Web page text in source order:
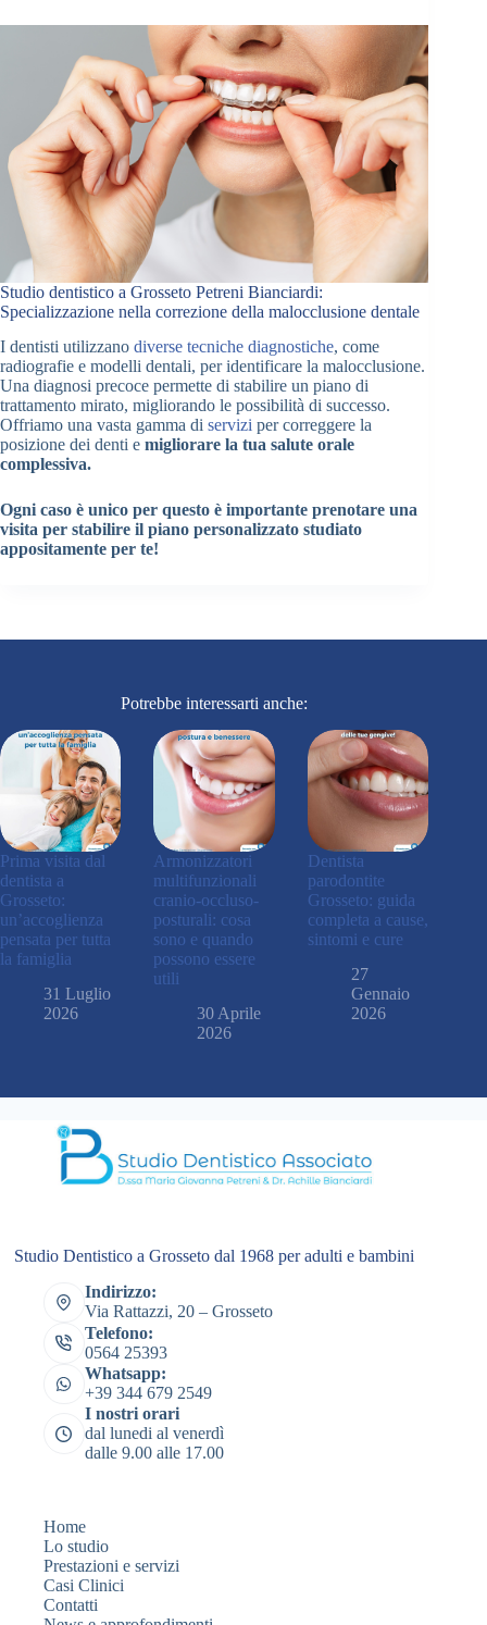
Studio dentistico a Grosseto Petreni Bianciardi:
Specializzazione nella correzione della malocclusione dentale
I dentisti utilizzano diverse tecniche diagnostiche, come
radiografie e modelli dentali, per identificare la malocclusione.
Una diagnosi precoce permette di stabilire un piano di
trattamento mirato, migliorando le possibilità di successo.
Offriamo una vasta gamma di servizi per correggere la
posizione dei denti e migliorare la tua salute orale
complessiva.
Ogni caso è unico per questo è importante prenotare una
visita per stabilire il piano personalizzato studiato
appositamente per te!
Potrebbe interessarti anche:
Prima visita dal
dentista a
Grosseto:
un’accoglienza
pensata per tutta
la famiglia
31 Luglio
2026
Armonizzatori
multifunzionali
cranio-occluso-
posturali: cosa
sono e quando
possono essere
utili
30 Aprile
2026
Dentista
parodontite
Grosseto: guida
completa a cause,
sintomi e cure
27
Gennaio
2026
Studio Dentistico a Grosseto dal 1968 per adulti e bambini
Indirizzo:
Via Rattazzi, 20 – Grosseto
Telefono:
0564 25393
Whatsapp:
+39 344 679 2549
I nostri orari
dal lunedi al venerdì
dalle 9.00 alle 17.00
Home
Lo studio
Prestazioni e servizi
Casi Clinici
Contatti